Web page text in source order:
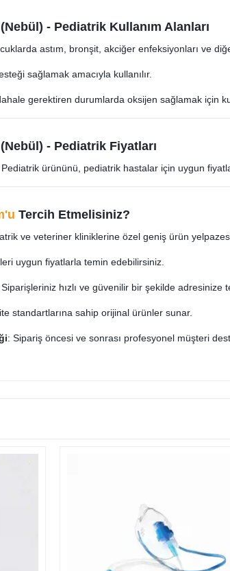
- Pediatrik Kullanım Alanları
astım, bronşit, akciğer enfeksiyonları ve
sağlamak amacıyla kullanılır.
gerektiren durumlarda oksijen sağlamak için
- Pediatrik Fiyatları
ürününü, pediatrik hastalar için uygun
Tercih Etmelisiniz?
ve veteriner kliniklerine özel geniş ürün
uygun fiyatlarla temin edebilirsiniz.
Siparişleriniz hızlı ve güvenilir bir şekilde adresinize
standartlarına sahip orijinal ürünler sunar.
: Sipariş öncesi ve sonrası profesyonel müşteri